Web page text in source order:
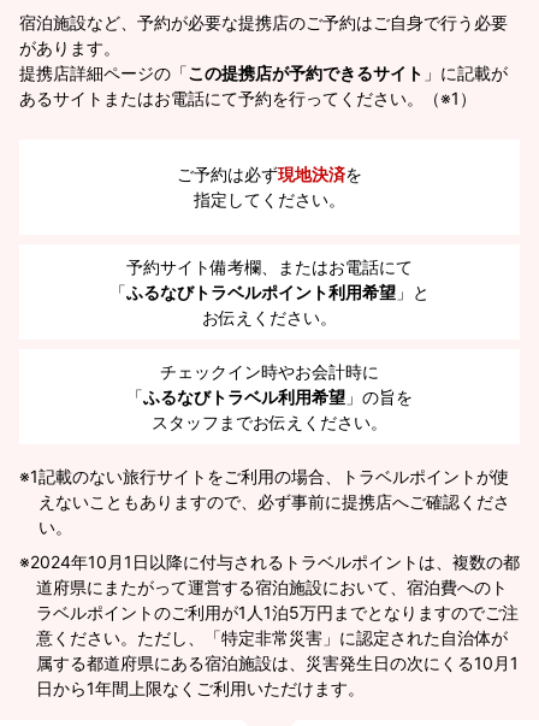
宿泊施設など、予約が必要な提携店のご予約はご自身で行う必要
があります。
提携店詳細ページの「この提携店が予約できるサイト 」に記載が
あるサイトまたはお電話にて予約を行ってください。（※1）
ご予約は必ず現地決済を
指定してください。
予約サイト備考欄、またはお電話にて
「ふるなびトラベルポイント利用希望 」と
お伝えください。
チェックイン時やお会計時に
「ふるなびトラベル利用希望 」の旨を
スタッフまでお伝えください。
※1記載のない旅行サイトをご利用の場合、トラベルポイントが使
えないこともありますので、必ず事前に提携店へご確認くださ
い。
2024年10月1日以降に付与されるトラベルポイントは、複数の都
道府県にまたがって運営する宿泊施設において、宿泊費へのト
ラベルポイントのご利用が1人1泊5万円までとなりますのでご注
意ください。ただし、「特定非常災害」に認定された自治体が
属する都道府県にある宿泊施設は、災害発生日の次にくる10月1
日から1年間上限なくご利用いただけます。